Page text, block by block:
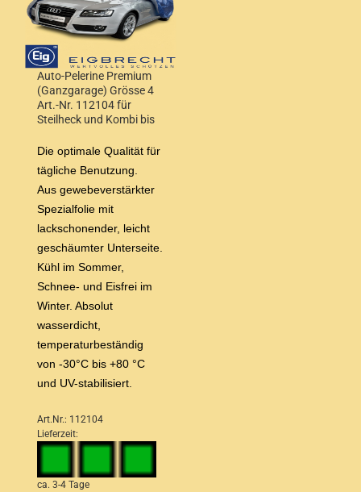
Auto-Pelerine Premium
(Ganzgarage) Grösse 4
Art.-Nr. 112104 für
Steilheck und Kombi bis
Die optimale Qualität für
tägliche Benutzung.
Aus gewebeverstärkter
Spezialfolie mit
lackschonender, leicht
geschäumter Unterseite.
Kühl im Sommer,
Schnee- und Eisfrei im
Winter. Absolut
wasserdicht,
temperaturbeständig
von -30°C bis +80 °C
und UV-stabilisiert.
Art.Nr.: 112104
Lieferzeit:
ca. 3-4 Tage